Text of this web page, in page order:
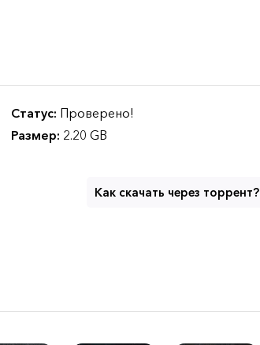
Статус: Проверено!
Размер: 2.20 GB
Как скачать через торрент?